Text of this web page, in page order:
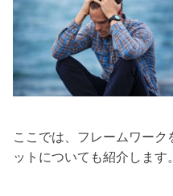
ここでは、フレームワーク
ットについても紹介します。